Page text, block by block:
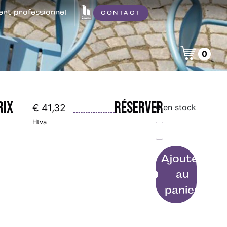
professionnel CONTACT
0
€ 41,32
Htva
Réserver6 en stock
Ajouter
au
panier